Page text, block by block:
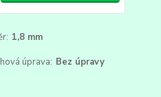
1,8 mm
úprava: Bez úpravy